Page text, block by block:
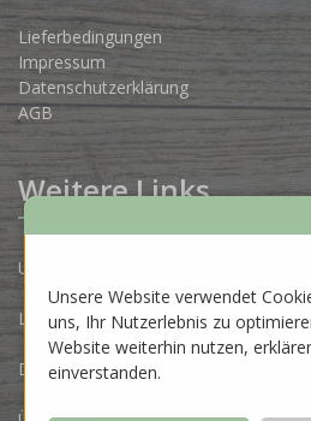
Lieferbedingungen
Impressum
Datenschutzerklärung
AGB
Weitere Links
Unsere Produzenten
Lose Ware Konzept
Dein Eigenlabel
Unsere Website verwendet
uns, Ihr Nutzerlebnis zu
Website weiterhin nutzen,
einverstanden.